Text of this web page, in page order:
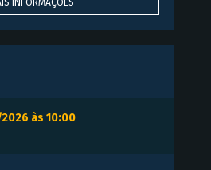
INFORMAÇÕES
às 10:00